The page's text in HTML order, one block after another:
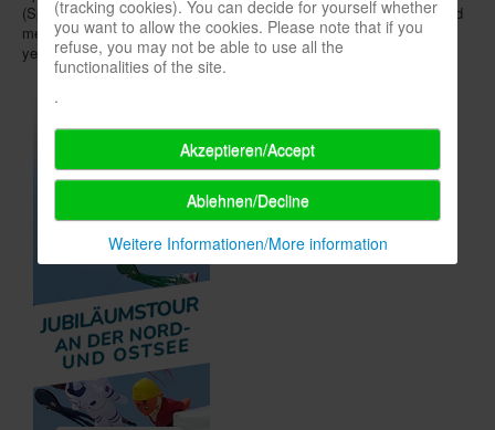
(Spielwarenmesse board) andFlorian Hess(Spielwarenmesse board
member and SPIEL managing director), celebrating the takeover a
year ago.
(tracking cookies). You can decide for yourself whether
you want to allow the cookies. Please note that if you
refuse, you may not be able to use all the
functionalities of the site.
.
Akzeptieren/Accept
Ablehnen/Decline
Weitere Informationen/More information